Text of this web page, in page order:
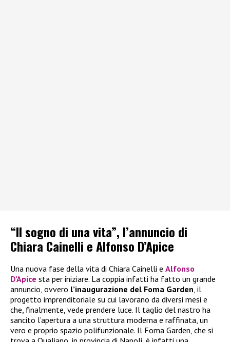
“Il sogno di una vita”, l’annuncio di
Chiara Cainelli e Alfonso D’Apice
Una nuova fase della vita di Chiara Cainelli e Alfonso
D’Apice sta per iniziare. La coppia infatti ha fatto un grande
annuncio, ovvero l’inaugurazione del Foma Garden , il
progetto imprenditoriale su cui lavorano da diversi mesi e
che, finalmente, vede prendere luce. Il taglio del nastro ha
sancito l’apertura a una struttura moderna e raffinata, un
vero e proprio spazio polifunzionale. Il Foma Garden, che si